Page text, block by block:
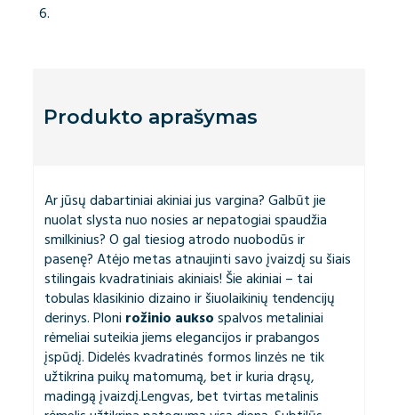
Produkto aprašymas
Ar jūsų dabartiniai akiniai jus vargina? Galbūt jie
nuolat slysta nuo nosies ar nepatogiai spaudžia
smilkinius? O gal tiesiog atrodo nuobodūs ir
pasenę? Atėjo metas atnaujinti savo įvaizdį su šiais
stilingais kvadratiniais akiniais! Šie akiniai – tai
tobulas klasikinio dizaino ir šiuolaikinių tendencijų
derinys. Ploni rožinio auksospalvos metaliniai
rėmeliai suteikia jiems elegancijos ir prabangos
įspūdį. Didelės kvadratinės formos linzės ne tik
užtikrina puikų matomumą, bet ir kuria drąsų,
madingą įvaizdį.Lengvas, bet tvirtas metalinis